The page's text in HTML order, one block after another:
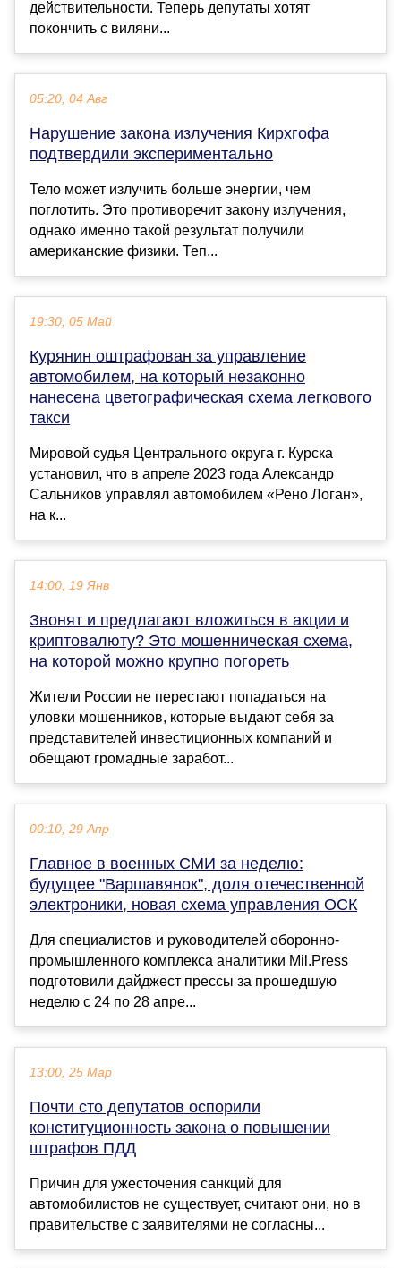
действительности. Теперь депутаты хотят
покончить с виляни...
05:20, 04 Авг
Нарушение закона излучения Кирхгофа
подтвердили экспериментально
Тело может излучить больше энергии, чем
поглотить. Это противоречит закону излучения,
однако именно такой результат получили
американские физики. Теп...
19:30, 05 Май
Курянин оштрафован за управление
автомобилем, на который незаконно
нанесена цветографическая схема легкового
такси
Мировой судья Центрального округа г. Курска
установил, что в апреле 2023 года Александр
Сальников управлял автомобилем «Рено Логан»,
на к...
14:00, 19 Янв
Звонят и предлагают вложиться в акции и
криптовалюту? Это мошенническая схема,
на которой можно крупно погореть
Жители России не перестают попадаться на
уловки мошенников, которые выдают себя за
представителей инвестиционных компаний и
обещают громадные заработ...
00:10, 29 Апр
Главное в военных СМИ за неделю:
будущее "Варшавянок", доля отечественной
электроники, новая схема управления ОСК
Для специалистов и руководителей оборонно-
промышленного комплекса аналитики Mil.Press
подготовили дайджест прессы за прошедшую
неделю с 24 по 28 апре...
13:00, 25 Мар
Почти сто депутатов оспорили
конституционность закона о повышении
штрафов ПДД
Причин для ужесточения санкций для
автомобилистов не существует, считают они, но в
правительстве с заявителями не согласны...